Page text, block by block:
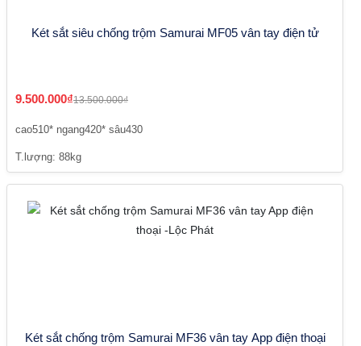
Két sắt siêu chống trộm Samurai MF05 vân tay điện tử
9.500.000₫13.500.000₫
cao510* ngang420* sâu430
T.lượng: 88kg
Két sắt chống trộm Samurai MF36 vân tay App điện thoại